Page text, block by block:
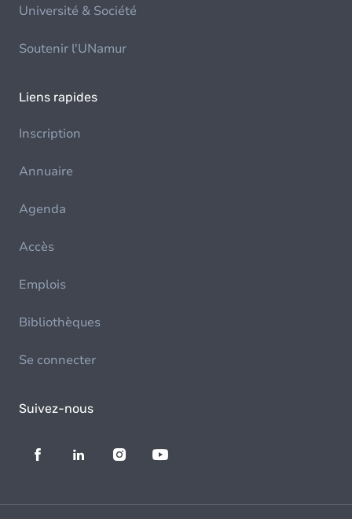
Université & Société
Soutenir l'UNamur
Liens rapides
Inscription
Annuaire
Agenda
Accès
Emplois
Bibliothèques
Se connecter
Suivez-nous